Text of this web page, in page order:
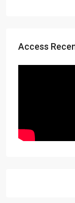
Access